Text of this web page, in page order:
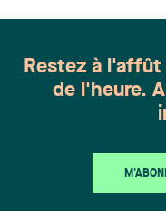
Restez à
de l'heure.